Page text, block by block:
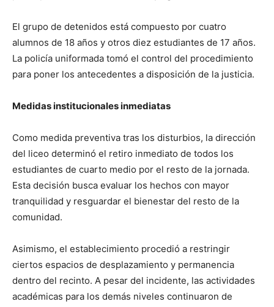
El grupo de detenidos está compuesto por cuatro
alumnos de 18 años y otros diez estudiantes de 17 años.
La policía uniformada tomó el control del procedimiento
para poner los antecedentes a disposición de la justicia.
Medidas institucionales inmediatas
Como medida preventiva tras los disturbios, la dirección
del liceo determinó el retiro inmediato de todos los
estudiantes de cuarto medio por el resto de la jornada.
Esta decisión busca evaluar los hechos con mayor
tranquilidad y resguardar el bienestar del resto de la
comunidad.
Asimismo, el establecimiento procedió a restringir
ciertos espacios de desplazamiento y permanencia
dentro del recinto. A pesar del incidente, las actividades
académicas para los demás niveles continuaron de